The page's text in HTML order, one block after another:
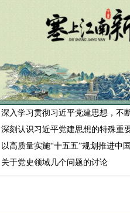
深入学习贯彻习近平党建思想，不
深刻认识习近平党建思想的特殊重
以高质量实施“十五五”规划推进中
关于党史领域几个问题的讨论